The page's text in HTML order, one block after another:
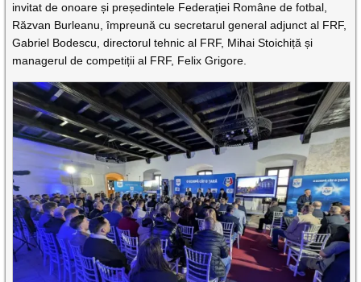
invitat de onoare și președintele Federației Române de fotbal,
Răzvan Burleanu, împreună cu secretarul general adjunct al FRF,
Gabriel Bodescu, directorul tehnic al FRF, Mihai Stoichiță și
managerul de competiții al FRF, Felix Grigore.